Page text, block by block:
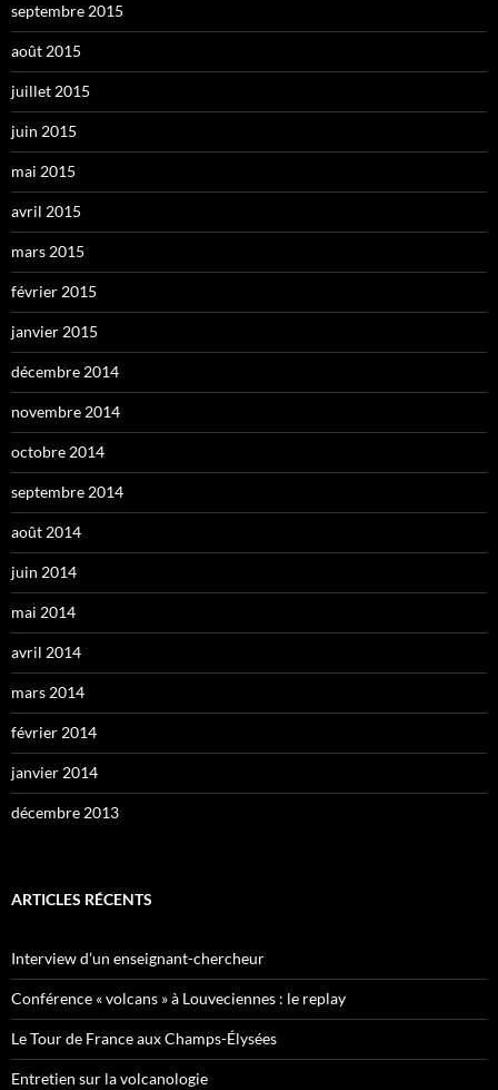
septembre 2015
août 2015
juillet 2015
juin 2015
mai 2015
avril 2015
mars 2015
février 2015
janvier 2015
décembre 2014
novembre 2014
octobre 2014
septembre 2014
août 2014
juin 2014
mai 2014
avril 2014
mars 2014
février 2014
janvier 2014
décembre 2013
ARTICLES RÉCENTS
Interview d’un enseignant-chercheur
Conférence « volcans » à Louveciennes : le replay
Le Tour de France aux Champs-Élysées
Entretien sur la volcanologie